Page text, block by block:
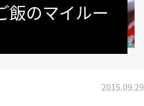
飯のマイルー
2015.09.29